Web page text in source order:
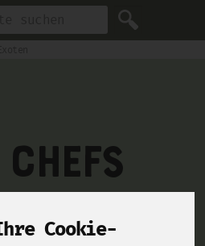
Cookie-
up for ourB2B-Shop